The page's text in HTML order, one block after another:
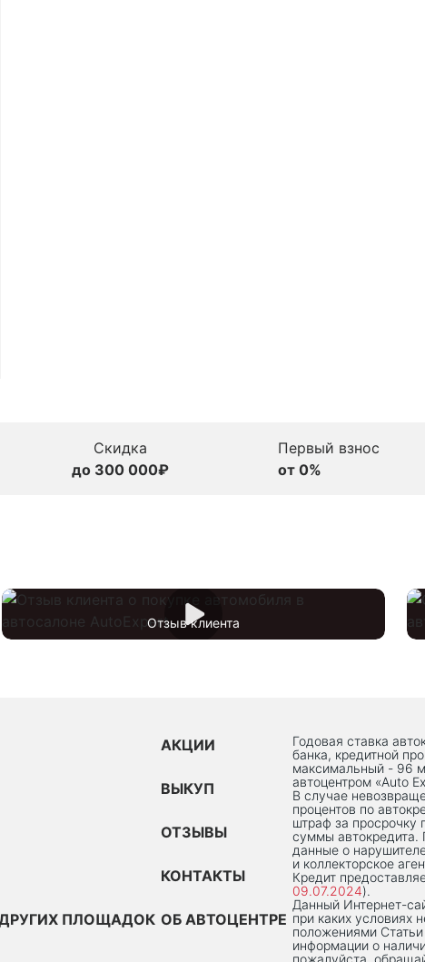
Скидка
до 300 000₽
Первый взнос
от 0%
Отзыв клиента
ПЛОЩАДОК
АКЦИИ
ВЫКУП
ОТЗЫВЫ
КОНТАКТЫ
ОБ АВТОЦЕНТРЕ
Годовая ставка
банка, кредитной
максимальный - 96
автоцентром «Auto
В случае
процентов по
штраф за просрочку
суммы автокредита.
данные о
и коллекторское
Кредит
09.07.2024).
Данный Интернет-
при каких условиях
положениями
информации о
пожалуйста,